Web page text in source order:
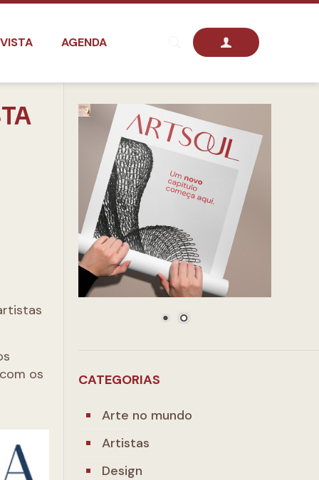
AGENDA
os
CATEGORIAS
Arte no mundo
Artistas
Design